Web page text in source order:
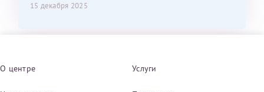
15 декабря 2025
О центре Услуги